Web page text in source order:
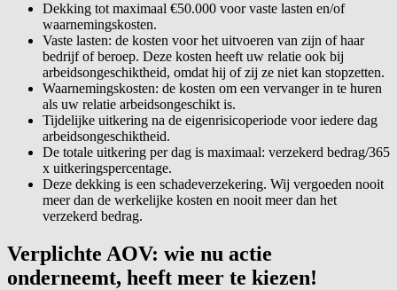
Dekking tot maximaal €50.000 voor vaste lasten en/of
waarnemingskosten.
Vaste lasten: de kosten voor het uitvoeren van zijn of haar
bedrijf of beroep. Deze kosten heeft uw relatie ook bij
arbeidsongeschiktheid, omdat hij of zij ze niet kan stopzetten.
Waarnemingskosten: de kosten om een vervanger in te huren
als uw relatie arbeidsongeschikt is.
Tijdelijke uitkering na de eigenrisicoperiode voor iedere dag
arbeidsongeschiktheid.
De totale uitkering per dag is maximaal: verzekerd bedrag/365
x uitkeringspercentage.
Deze dekking is een schadeverzekering. Wij vergoeden nooit
meer dan de werkelijke kosten en nooit meer dan het
verzekerd bedrag.
Verplichte AOV: wie nu actie
onderneemt, heeft meer te kiezen!